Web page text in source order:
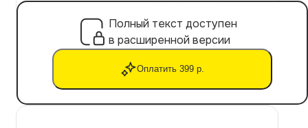
Полный текст доступен
в расширенной версии
Оплатить 399 р.